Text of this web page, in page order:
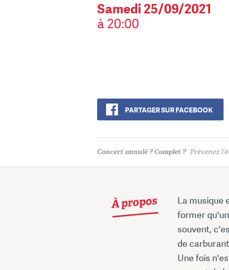
Samedi 25/09/2021
à 20:00
PARTAGER SUR FACEBOOK
Concert annulé ? Complet ? Prévenez
À propos
La musique
former
souvent,
de
Une fois